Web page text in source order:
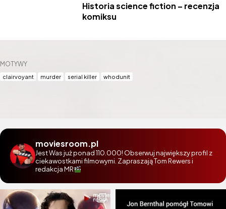
MOTYWY
clairvoyant murder serial killer whodunit
Historia science fiction – recenzja
komiksu
moviesroom.pl
Jest Was już ponad 110.000! Obserwuj największy profil z
ciekawostkami filmowymi. Zapraszają Tom Rewers i
redakcja MR